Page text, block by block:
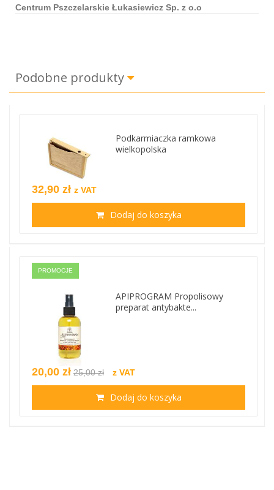
Centrum Pszczelarskie Łukasiewicz Sp. z o.o
Podobne produkty
Podkarmiaczka ramkowa
wielkopolska
32,90 zł z VAT
Dodaj do koszyka
PROMOCJE
APIPROGRAM Propolisowy
preparat antybakte...
20,00 zł 25,00 zł z VAT
Dodaj do koszyka